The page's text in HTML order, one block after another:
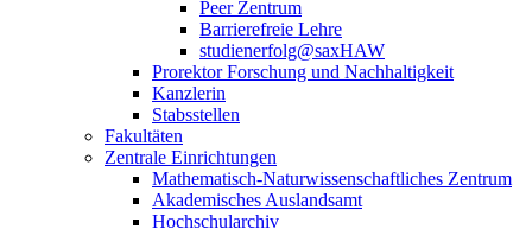
Peer Zentrum
Barrierefreie Lehre
studienerfolg@saxHAW
Prorektor Forschung und Nachhaltigkeit
Kanzlerin
Stabsstellen
Fakultäten
Zentrale Einrichtungen
Mathematisch-Naturwissenschaftliches Zentrum
Akademisches Auslandsamt
Hochschularchiv